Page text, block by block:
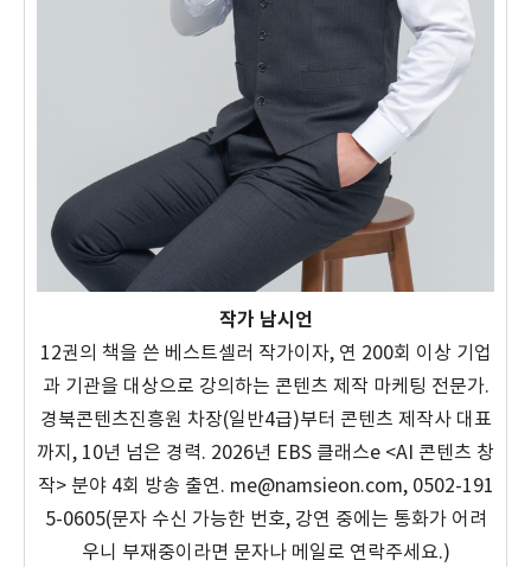
작가 남시언
12권의 책을 쓴 베스트셀러 작가이자, 연 200회 이상 기업
과 기관을 대상으로 강의하는 콘텐츠 제작 마케팅 전문가.
경북콘텐츠진흥원 차장(일반4급)부터 콘텐츠 제작사 대표
까지, 10년 넘은 경력. 2026년 EBS 클래스e <AI 콘텐츠 창
작> 분야 4회 방송 출연. me@namsieon.com, 0502-191
5-0605(문자 수신 가능한 번호, 강연 중에는 통화가 어려
우니 부재중이라면 문자나 메일로 연락주세요.)